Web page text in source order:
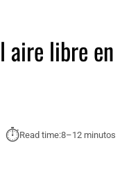
aire libre en
⏱︎Read time:8–12 minutos